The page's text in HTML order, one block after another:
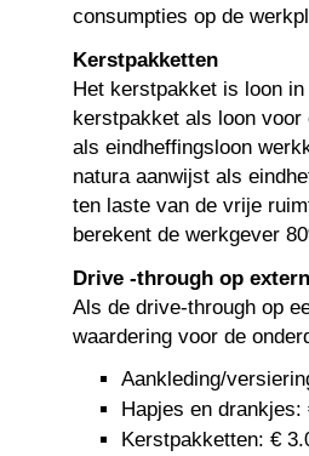
consumpties op de
Kerstpakketten
Het kerstpakket is loon
kerstpakket als loon
als eindheffingsloon
natura aanwijst als
ten laste van de vrije
berekent de werkgever
Drive -through op
Als de drive-through op
waardering voor de
Aankleding/
Hapjes en drankjes:
Kerstpakketten: €